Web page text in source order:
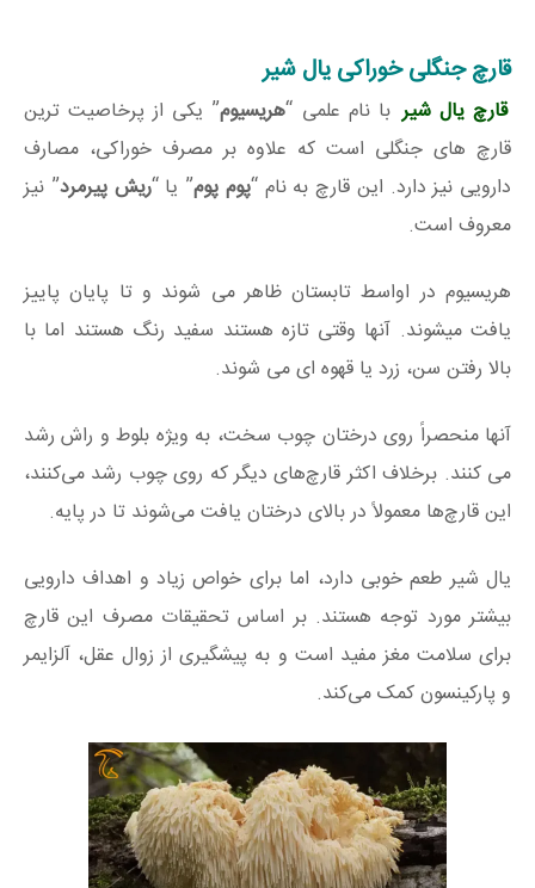
قارچ جنگلی خوراکی یال شیر
قارچ یال شیر با نام علمی “هریسیوم” یکی از پرخاصیت ترین
قارچ های جنگلی است که علاوه بر مصرف خوراکی، مصارف
دارویی نیز دارد. این قارچ به نام “پوم پوم” یا “ریش پیرمرد” نیز
معروف است.
هریسیوم در اواسط تابستان ظاهر می شوند و تا پایان پاییز
یافت میشوند. آنها وقتی تازه هستند سفید رنگ هستند اما با
بالا رفتن سن، زرد یا قهوه ای می شوند.
آنها منحصراً روی درختان چوب سخت، به ویژه بلوط و راش رشد
می کنند. برخلاف اکثر قارچ‌های دیگر که روی چوب رشد می‌کنند،
این قارچ‌ها معمولاً در بالای درختان یافت می‌شوند تا در پایه.
یال شیر طعم خوبی دارد، اما برای خواص زیاد و اهداف دارویی
بیشتر مورد توجه هستند. بر اساس تحقیقات مصرف این قارچ
برای سلامت مغز مفید است و به پیشگیری از زوال عقل، آلزایمر
و پارکینسون کمک می‌کند.